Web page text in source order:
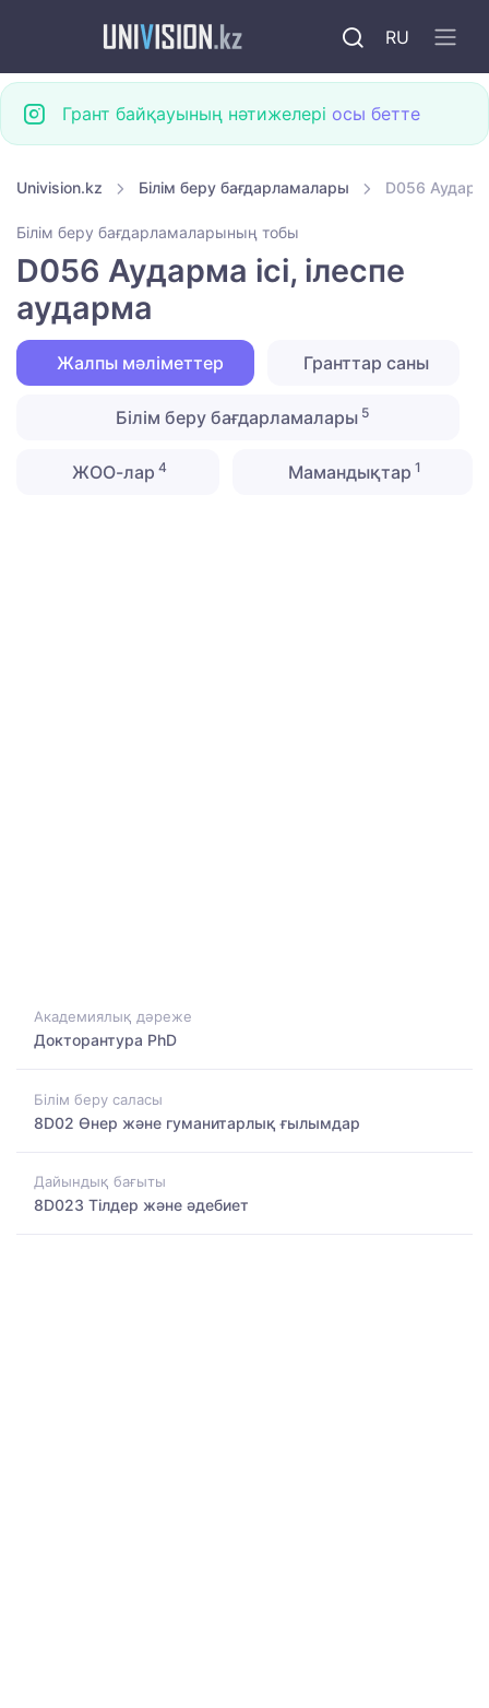
RU
Грант байқауының нәтижелері осы бетте
Univision.kz Білім беру бағдарламалары D056
Білім беру бағдарламаларының тобы
D056 Аударма ісі, ілеспе
аударма
Жалпы мәліметтер Гранттар саны
Білім беру бағдарламалары 5
ЖОО-лар 4 Мамандықтар 1
Академиялық дәреже
Докторантура PhD
Білім беру саласы
8D02 Өнер және гуманитарлық ғылымдар
Дайындық бағыты
8D023 Тілдер және әдебиет